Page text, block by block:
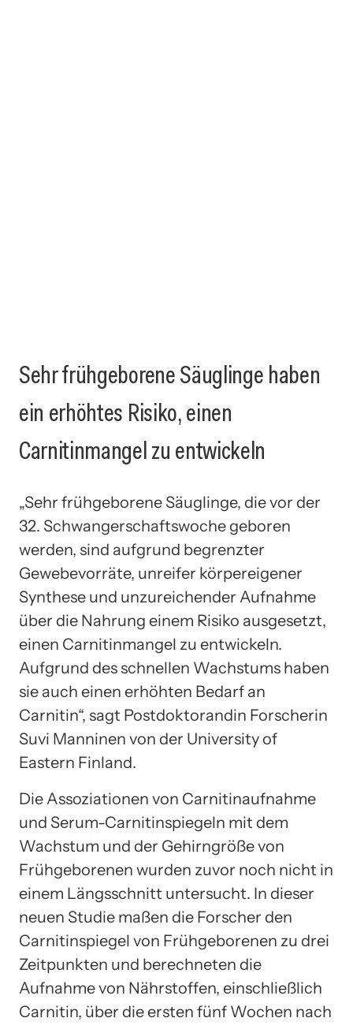
Sehr frühgeborene Säuglinge haben
ein erhöhtes Risiko, einen
Carnitinmangel zu entwickeln
„Sehr frühgeborene Säuglinge, die vor der
32. Schwangerschaftswoche geboren
werden, sind aufgrund begrenzter
Gewebevorräte, unreifer körpereigener
Synthese und unzureichender Aufnahme
über die Nahrung einem Risiko ausgesetzt,
einen Carnitinmangel zu entwickeln.
Aufgrund des schnellen Wachstums haben
sie auch einen erhöhten Bedarf an
Carnitin“, sagt Postdoktorandin Forscherin
Suvi Manninen von der University of
Eastern Finland.
Die Assoziationen von Carnitinaufnahme
und Serum-Carnitinspiegeln mit dem
Wachstum und der Gehirngröße von
Frühgeborenen wurden zuvor noch nicht in
einem Längsschnitt untersucht. In dieser
neuen Studie maßen die Forscher den
Carnitinspiegel von Frühgeborenen zu drei
Zeitpunkten und berechneten die
Aufnahme von Nährstoffen, einschließlich
Carnitin, über die ersten fünf Wochen nach